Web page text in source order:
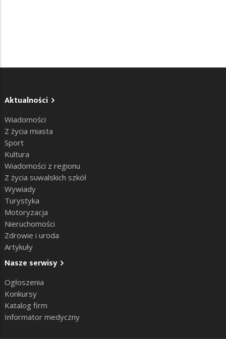
Aktualności
Wiadomości
Z życia miasta
Sport
Kultura
Wiadomości z regionu
Z życia suwalskich szkół
Wywiady
Turystyka
Motoryzacja
Nieruchomości
Zdrowie i uroda
Artykuły
Nasze serwisy
Ogłoszenia
Konkursy
Katalog firm
Informator medyczny